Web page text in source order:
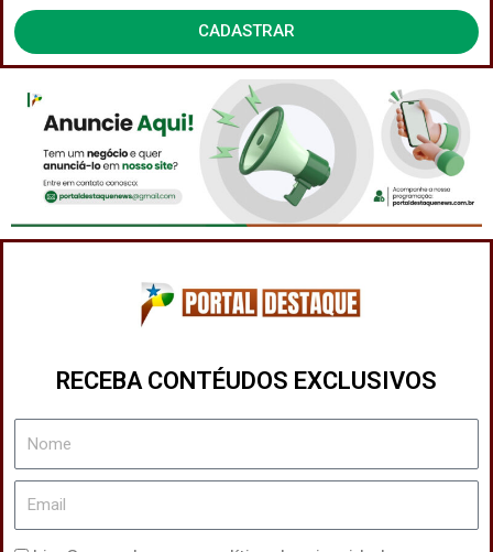
de
Privacidade
CADASTRAR
RECEBA CONTÉUDOS EXCLUSIVOS
Nome
Email